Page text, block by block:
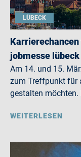
LÜBECK
jobmesse
Am 14. und 15.
zum Treffpunkt für
gestalten
WEITERLESEN